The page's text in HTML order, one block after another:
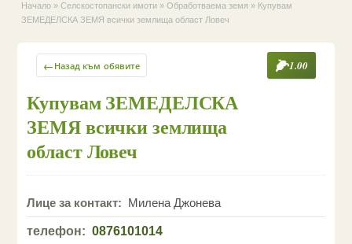
Начало » Селскостопански имоти » Обработваема земя » Купувам
ЗЕМЕДЕЛСКА ЗЕМЯ всички землища област Ловеч
← Назад към обявите 1.00
Купувам ЗЕМЕДЕЛСКА
ЗЕМЯ всички землища
област Ловеч
Лице за контакт: Милена Джонева
телефон: 0876101014